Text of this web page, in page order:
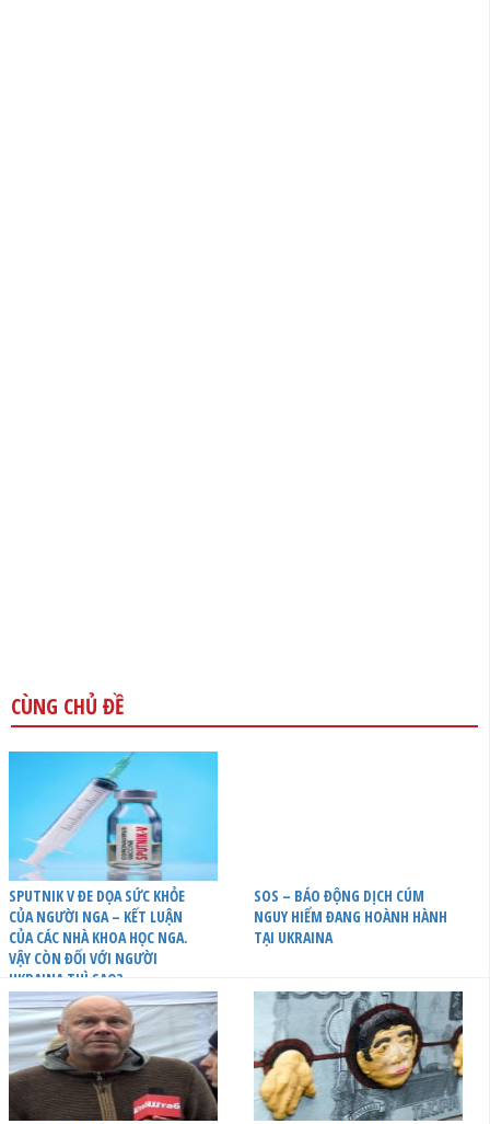
CÙNG CHỦ ĐỀ
SPUTNIK V ĐE DỌA SỨC KHỎE
CỦA NGƯỜI NGA – KẾT LUẬN
CỦA CÁC NHÀ KHOA HỌC NGA.
VẬY CÒN ĐỐI VỚI NGƯỜI
UKRAINA THÌ SAO?
SOS – BÁO ĐỘNG DỊCH CÚM
NGUY HIỂM ĐANG HOÀNH HÀNH
TẠI UKRAINA